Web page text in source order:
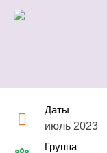
Даты
июль 2023
Группа